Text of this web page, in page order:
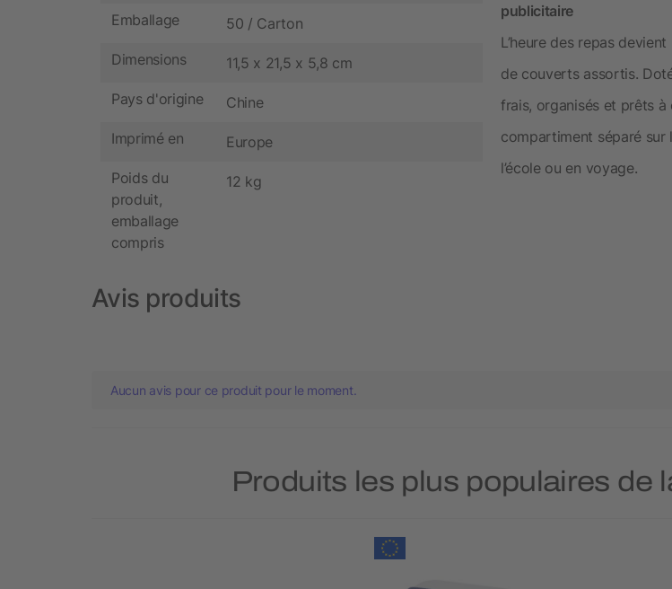
Emballage 50 / Carton
Dimensions 11,5 x 21,5 x 5,8 cm
Pays d'origine Chine
Imprimé en Europe
Poids du
produit,
emballage
compris
12 kg
publicitaire
L’heure des repas
de couverts assortis.
frais, organisés et prêts à
compartiment séparé sur
l’école ou en voyage.
Avis produits
Aucun avis pour ce produit pour le moment.
Produits les plus populaires de